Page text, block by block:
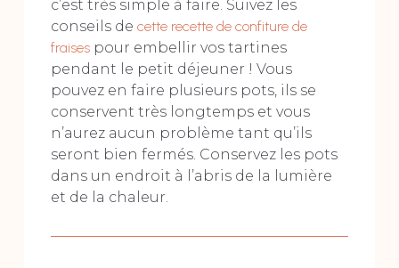
c’est très simple à faire. Suivez les
conseils de cette recette de confiture de
fraisespour embellir vos tartines
pendant le petit déjeuner ! Vous
pouvez en faire plusieurs pots, ils se
conservent très longtemps et vous
n’aurez aucun problème tant qu’ils
seront bien fermés. Conservez les pots
dans un endroit à l’abris de la lumière
et de la chaleur.